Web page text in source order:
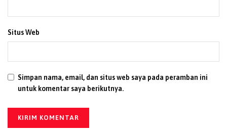
Situs Web
Simpan nama, email, dan situs web saya pada peramban ini
untuk komentar saya berikutnya.